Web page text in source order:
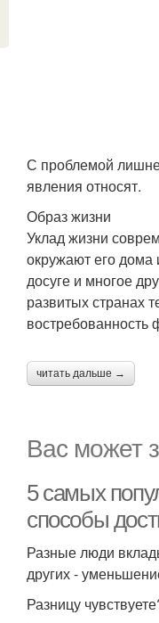
С проблемой
явления относят.
Образ жизни
Уклад жизни
окружают его дома
досуге и многое
развитых странах
востребованность
читать дальше →
Вас может
5 самых
способы
Разные люди
других -
Разницу